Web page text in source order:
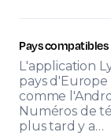
Pays compatibles
L'application
pays d'Europe
comme
Numéros de
plus tard y a…